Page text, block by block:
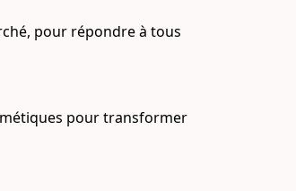
pour répondre à tous
pour transformer